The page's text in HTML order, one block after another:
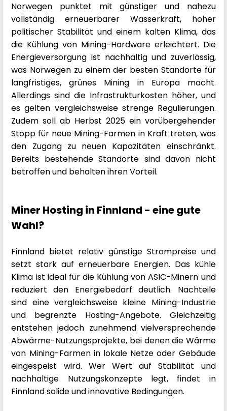
Norwegen punktet mit günstiger und nahezu
vollständig erneuerbarer Wasserkraft, hoher
politischer Stabilität und einem kalten Klima, das
die Kühlung von Mining-Hardware erleichtert. Die
Energieversorgung ist nachhaltig und zuverlässig,
was Norwegen zu einem der besten Standorte für
langfristiges, grünes Mining in Europa macht.
Allerdings sind die Infrastrukturkosten höher, und
es gelten vergleichsweise strenge Regulierungen.
Zudem soll ab Herbst 2025 ein vorübergehender
Stopp für neue Mining-Farmen in Kraft treten, was
den Zugang zu neuen Kapazitäten einschränkt.
Bereits bestehende Standorte sind davon nicht
betroffen und behalten ihren Vorteil.
Miner Hosting in Finnland - eine gute
Wahl?
Finnland bietet relativ günstige Strompreise und
setzt stark auf erneuerbare Energien. Das kühle
Klima ist ideal für die Kühlung von ASIC-Minern und
reduziert den Energiebedarf deutlich. Nachteile
sind eine vergleichsweise kleine Mining-Industrie
und begrenzte Hosting-Angebote. Gleichzeitig
entstehen jedoch zunehmend vielversprechende
Abwärme-Nutzungsprojekte, bei denen die Wärme
von Mining-Farmen in lokale Netze oder Gebäude
eingespeist wird. Wer Wert auf Stabilität und
nachhaltige Nutzungskonzepte legt, findet in
Finnland solide und innovative Bedingungen.